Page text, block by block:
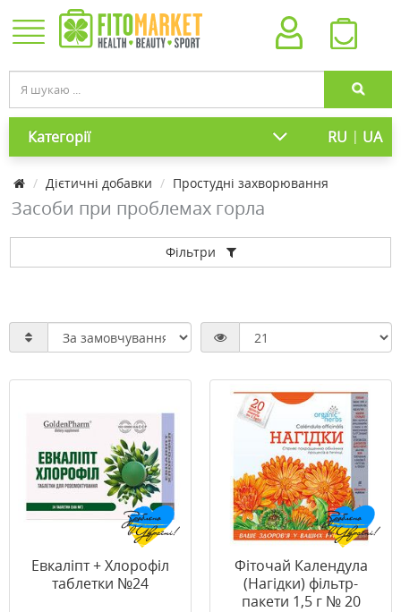
Категорії RU | UA
Дієтичні добавки Простудні захворювання
Засоби при проблемах горла
Фільтри
Евкаліпт + Хлорофіл
таблетки №24
Фіточай Календула
(Нагідки) фільтр-
пакети 1,5 г № 20